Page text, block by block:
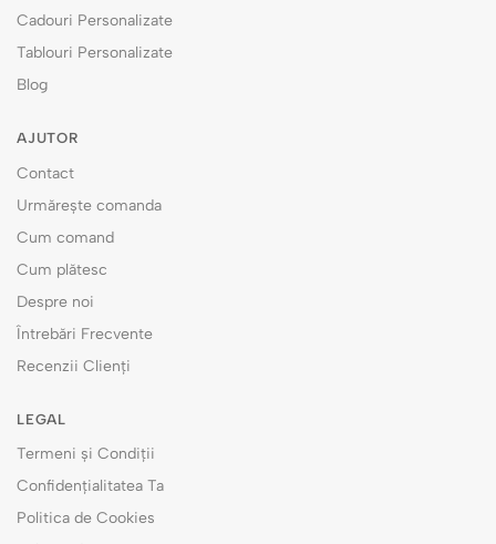
Cadouri Personalizate
Tablouri Personalizate
Blog
AJUTOR
Contact
Urmărește comanda
Cum comand
Cum plătesc
Despre noi
Întrebări Frecvente
Recenzii Clienți
LEGAL
Termeni și Condiții
Confidențialitatea Ta
Politica de Cookies